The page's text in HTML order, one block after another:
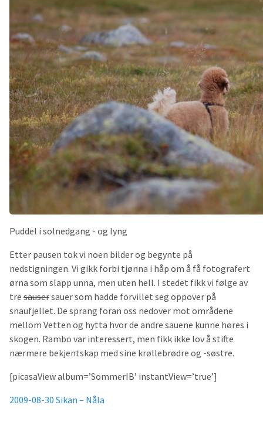
Puddel i solnedgang - og lyng
Etter pausen tok vi noen bilder og begynte på
nedstigningen. Vi gikk forbi tjønna i håp om å få fotografert
ørna som slapp unna, men uten hell. I stedet fikk vi følge av
tre sausersauer som hadde forvillet seg oppover på
snaufjellet. De sprang foran oss nedover mot områdene
mellom Vetten og hytta hvor de andre sauene kunne høres i
skogen. Rambo var interessert, men fikk ikke lov å stifte
nærmere bekjentskap med sine krøllebrødre og -søstre.
[picasaView album=’SommerIB’ instantView=’true’]
2009-08-30 Sikan – Nåla